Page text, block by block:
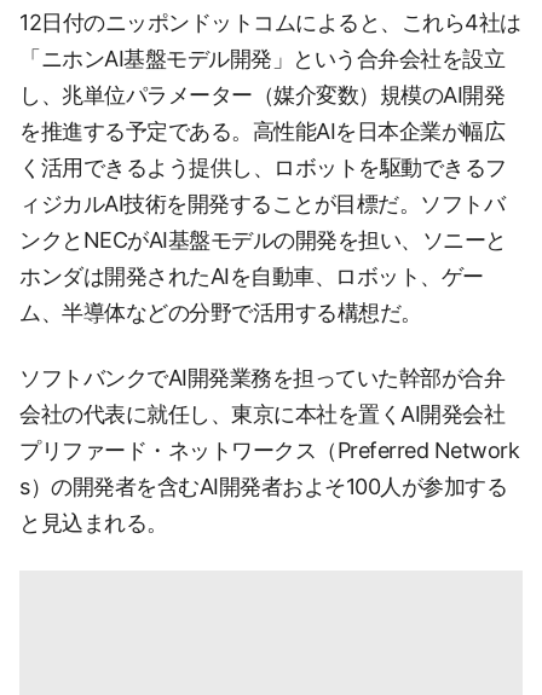
12日付のニッポンドットコムによると、これら4社は
「ニホンAI基盤モデル開発」という合弁会社を設立
し、兆単位パラメーター（媒介変数）規模のAI開発
を推進する予定である。高性能AIを日本企業が幅広
く活用できるよう提供し、ロボットを駆動できるフ
ィジカルAI技術を開発することが目標だ。ソフトバ
ンクとNECがAI基盤モデルの開発を担い、ソニーと
ホンダは開発されたAIを自動車、ロボット、ゲー
ム、半導体などの分野で活用する構想だ。
ソフトバンクでAI開発業務を担っていた幹部が合弁
会社の代表に就任し、東京に本社を置くAI開発会社
プリファード・ネットワークス（Preferred Network
s）の開発者を含むAI開発者およそ100人が参加する
と見込まれる。